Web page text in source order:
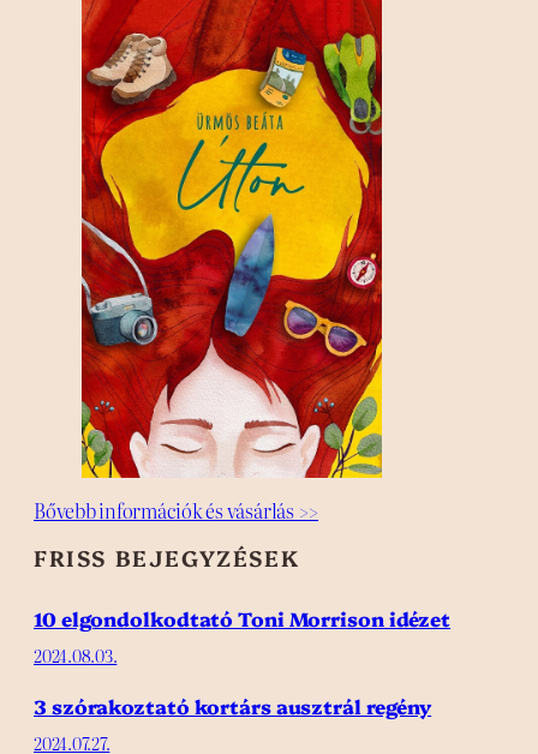
Bővebb információk és vásárlás >>
FRISS BEJEGYZÉSEK
10 elgondolkodtató Toni Morrison idézet
2024.08.03.
3 szórakoztató kortárs ausztrál regény
2024.07.27.